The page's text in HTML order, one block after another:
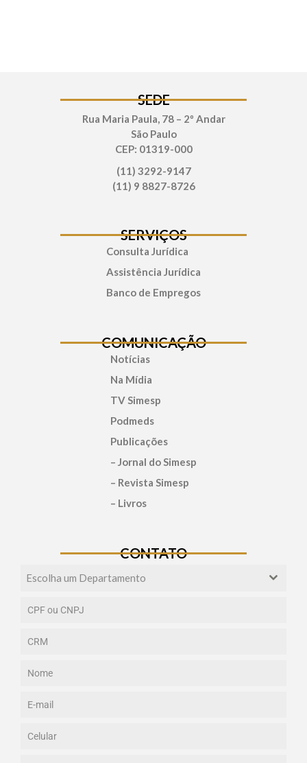
SEDE
Rua Maria Paula, 78 – 2º Andar
São Paulo
CEP: 01319-000
(11) 3292-9147
(11) 9 8827-8726
SERVIÇOS
Consulta Jurídica
Assistência Jurídica
Banco de Empregos
COMUNICAÇÃO
Notícias
Na Mídia
TV Simesp
Podmeds
Publicações
– Jornal do Simesp
– Revista Simesp
– Livros
CONTATO
Escolha um Departamento